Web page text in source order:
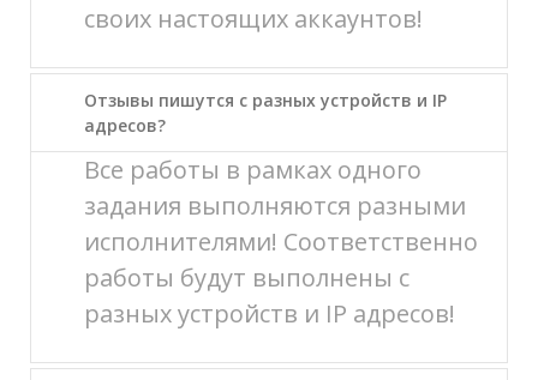
своих настоящих аккаунтов!
Отзывы пишутся с разных устройств и IP
адресов?
Все работы в рамках одного
задания выполняются разными
исполнителями! Соответственно
работы будут выполнены с
разных устройств и IP адресов!